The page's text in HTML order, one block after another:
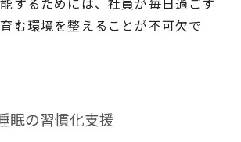
む環境を整えることが不可欠で
眠の習慣化支援